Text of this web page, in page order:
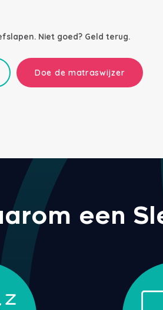
Niet goed? Geld terug.
Doe de matraswijzer
een